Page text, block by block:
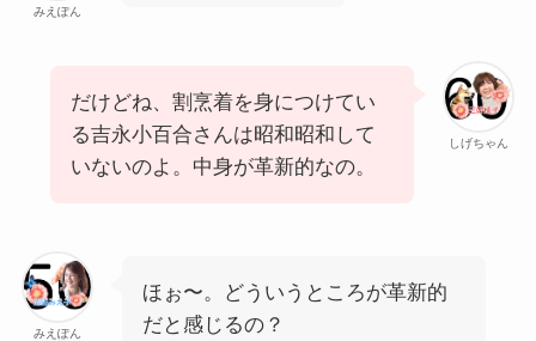
みえぽん
しげちゃん
だけどね、割烹着を身につけてい
る吉永小百合さんは昭和昭和して
いないのよ。中身が革新的なの。
みえぽん
ほぉ〜。どういうところが革新的
だと感じるの？